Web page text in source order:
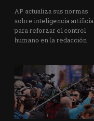
AP actualiza sus normas
sobre inteligencia
para reforzar el control
humano en la redacción